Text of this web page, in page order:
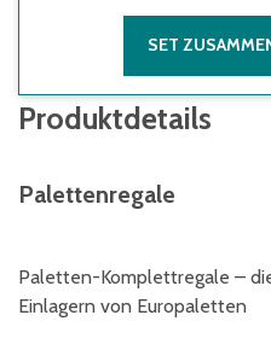
SET
Produktdetails
Palettenregale
Paletten-Komplettregale –
Einlagern von Europaletten